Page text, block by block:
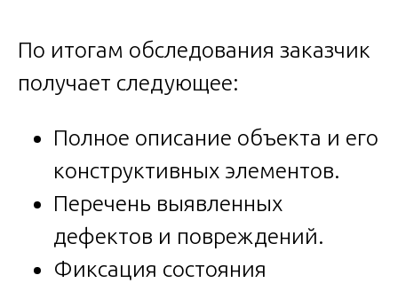
По итогам обследования заказчик
получает следующее:
Полное описание объекта и его
конструктивных элементов.
Перечень выявленных
дефектов и повреждений.
Фиксация состояния